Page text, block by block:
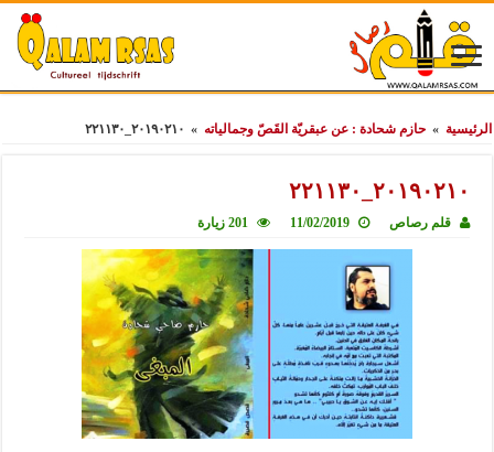
الرئيسية » حازم شحادة : عن عبقريّة القَصّ وجمالياته » ٢٠١٩٠٢١٠_٢٢١١٣٠
٢٠١٩٠٢١٠_٢٢١١٣٠
قلم رصاص 11/02/2019 201 زيارة